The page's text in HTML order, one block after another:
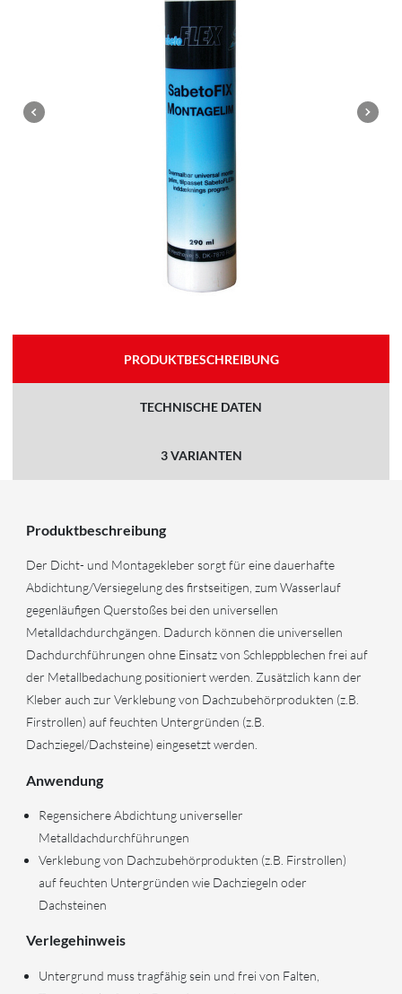
PRODUKTBESCHREIBUNG
TECHNISCHE DATEN
3 VARIANTEN
Produktbeschreibung
Der Dicht- und Montagekleber sorgt für eine dauerhafte
Abdichtung/Versiegelung des firstseitigen, zum Wasserlauf
gegenläufigen Querstoßes bei den universellen
Metalldachdurchgängen. Dadurch können die universellen
Dachdurchführungen ohne Einsatz von Schleppblechen frei auf
der Metallbedachung positioniert werden. Zusätzlich kann der
Kleber auch zur Verklebung von Dachzubehörprodukten (z.B.
Firstrollen) auf feuchten Untergründen (z.B.
Dachziegel/Dachsteine) eingesetzt werden.
Anwendung
Regensichere Abdichtung universeller
Metalldachdurchführungen
Verklebung von Dachzubehörprodukten (z.B. Firstrollen)
auf feuchten Untergründen wie Dachziegeln oder
Dachsteinen
Verlegehinweis
Untergrund muss tragfähig sein und frei von Falten,